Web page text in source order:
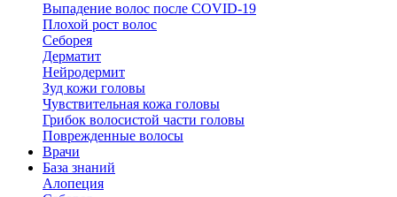
Выпадение волос после COVID-19
Плохой рост волос
Cеборея
Дерматит
Нейродермит
Зуд кожи головы
Чувствительная кожа головы
Грибок волосистой части головы
Поврежденные волосы
Врачи
База знаний
Алопеция